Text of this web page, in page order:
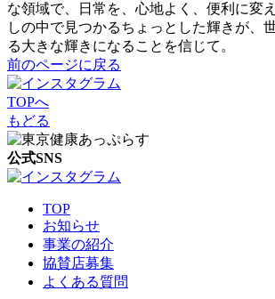
な領域で、日常を、心地よく、便利に変
しの中で見つかるちょっとした輝きが、
る大きな輝きになることを信じて。
前のページに戻る
TOPへ
もどる
公式SNS
TOP
お知らせ
事業の紹介
協賛店募集
よくある質問